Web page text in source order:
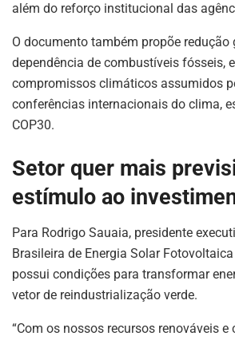
além do reforço institucional das
O documento também propõe redução
dependência de combustíveis fósseis,
compromissos climáticos assumidos
conferências internacionais do clima,
COP30.
Setor quer mais
estímulo ao
Para Rodrigo Sauaia, presidente
Brasileira de Energia Solar
possui condições para transformar
vetor de reindustrialização verde.
“Com os nossos recursos renováveis